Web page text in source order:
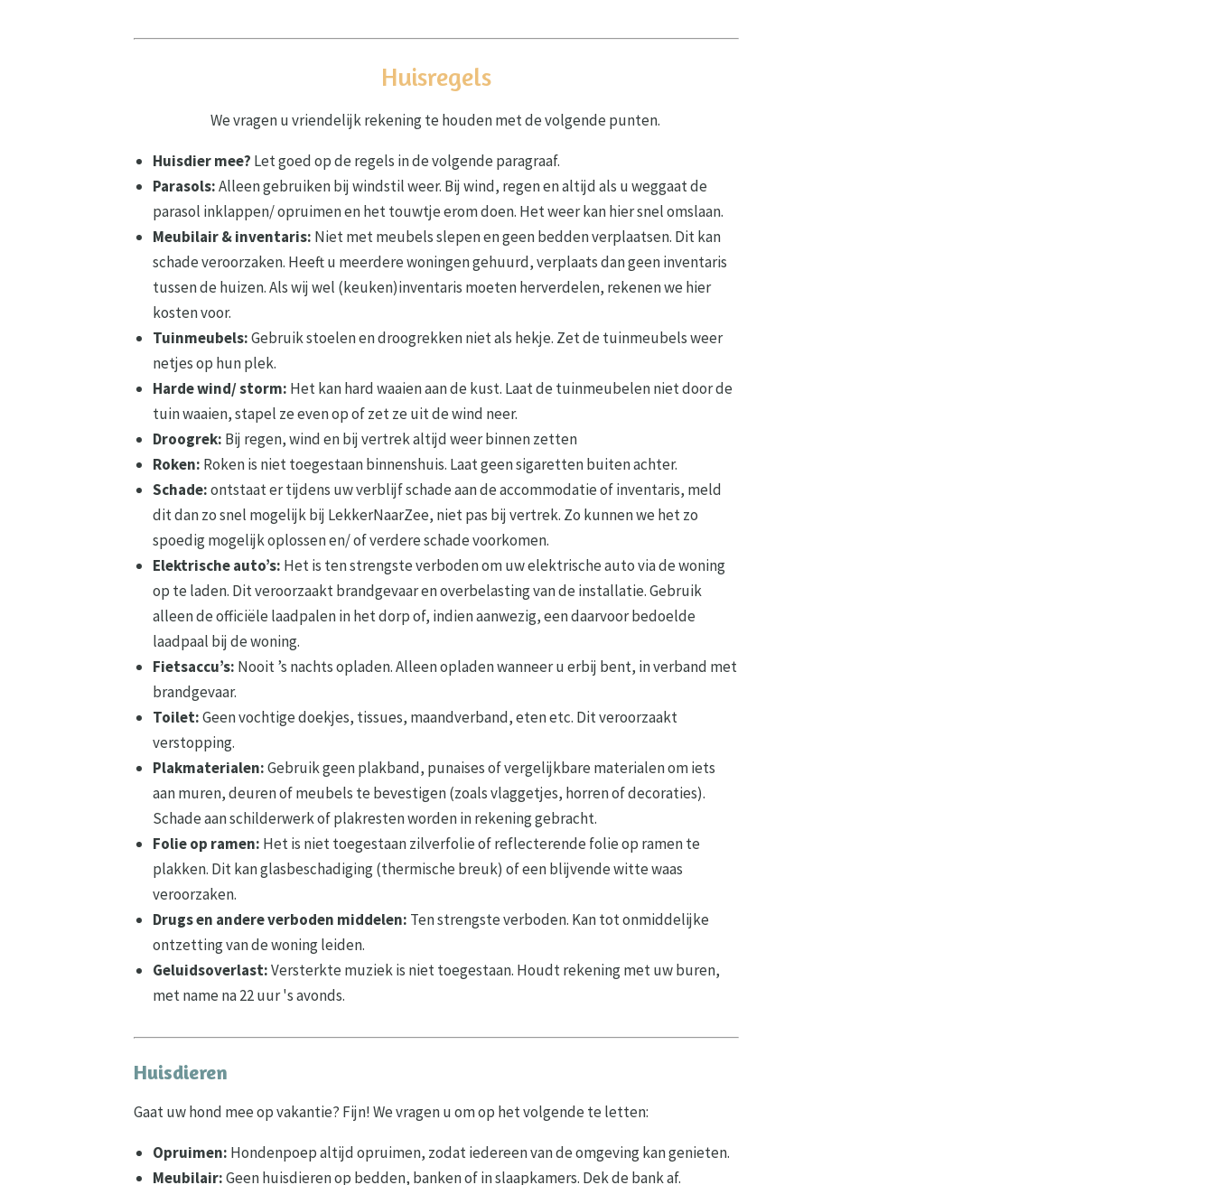
Huisregels
We vragen u vriendelijk rekening te houden met de volgende punten.
Huisdier mee? Let goed op de regels in de volgende paragraaf.
Parasols:Alleen gebruiken bij windstil weer. Bij wind, regen en altijd als u weggaat de
parasol inklappen/ opruimen en het touwtje erom doen. Het weer kan hier snel omslaan.
Meubilair & inventaris: Niet met meubels slepen en geen bedden verplaatsen. Dit kan
schade veroorzaken. Heeft u meerdere woningen gehuurd, verplaats dan geen inventaris
tussen de huizen. Als wij wel (keuken)inventaris moeten herverdelen, rekenen we hier
kosten voor.
Tuinmeubels:Gebruik stoelen en droogrekken niet als hekje. Zet de tuinmeubels weer
netjes op hun plek.
Harde wind/ storm: Het kan hard waaien aan de kust. Laat de tuinmeubelen niet door de
tuin waaien, stapel ze even op of zet ze uit de wind neer.
Droogrek: Bij regen, wind en bij vertrek altijd weer binnen zetten
Roken: Roken is niet toegestaan binnenshuis. Laat geen sigaretten buiten achter.
Schade:ontstaat er tijdens uw verblijf schade aan de accommodatie of inventaris, meld
dit dan zo snel mogelijk bij LekkerNaarZee, niet pas bij vertrek. Zo kunnen we het zo
spoedig mogelijk oplossen en/ of verdere schade voorkomen.
Elektrische auto’s: Het is ten strengste verboden om uw elektrische auto via de woning
op te laden. Dit veroorzaakt brandgevaar en overbelasting van de installatie. Gebruik
alleen de officiële laadpalen in het dorp of, indien aanwezig, een daarvoor bedoelde
laadpaal bij de woning.
Fietsaccu’s: Nooit ’s nachts opladen. Alleen opladen wanneer u erbij bent, in verband met
brandgevaar.
Toilet:Geen vochtige doekjes, tissues, maandverband, eten etc. Dit veroorzaakt
verstopping.
Plakmaterialen:Gebruik geen plakband, punaises of vergelijkbare materialen om iets
aan muren, deuren of meubels te bevestigen (zoals vlaggetjes, horren of decoraties).
Schade aan schilderwerk of plakresten worden in rekening gebracht.
Folie op ramen: Het is niet toegestaan zilverfolie of reflecterende folie op ramen te
plakken. Dit kan glasbeschadiging (thermische breuk) of een blijvende witte waas
veroorzaken.
Drugs en andere verboden middelen: Ten strengste verboden. Kan tot onmiddelijke
ontzetting van de woning leiden.
Geluidsoverlast:Versterkte muziek is niet toegestaan. Houdt rekening met uw buren,
met name na 22 uur 's avonds.
Huisdieren
Gaat uw hond mee op vakantie? Fijn! We vragen u om op het volgende te letten:
Opruimen: Hondenpoep altijd opruimen, zodat iedereen van de omgeving kan genieten.
Meubilair:Geen huisdieren op bedden, banken of in slaapkamers. Dek de bank af.